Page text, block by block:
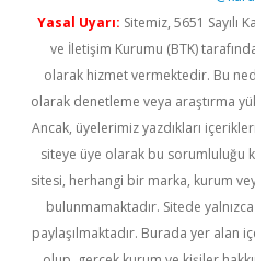
Yasal Uyarı: Sitemiz, 5651 Sayılı
ve İletişim Kurumu (BTK)
olarak hizmet vermektedir. Bu
olarak denetleme veya araştırma
Ancak, üyelerimiz yazdıkları
siteye üye olarak bu sorumluluğu
sitesi, herhangi bir marka, kurum
bulunmamaktadır. Sitede
paylaşılmaktadır. Burada yer alan